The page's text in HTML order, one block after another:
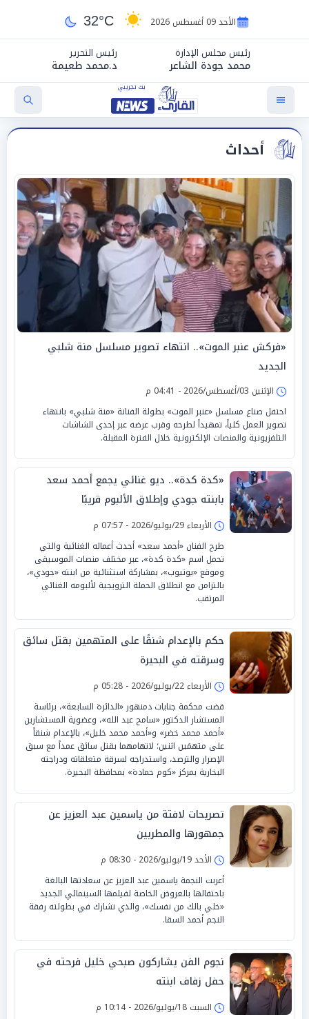
الأحد 09 أغسطس 2026 32°C
رئيس مجلس الإدارة
محمد جودة الشاعر
رئيس التحرير
د.محمد طعيمة
أحداث
«فركش عنبر الموت».. انتهاء تصوير مسلسل منة شلبي
الجديد
الإثنين 03/أغسطس/2026 - 04:41 م
احتفل صناع مسلسل «عنبر الموت» بطولة الفنانة «منة شلبي» بانتهاء
تصوير العمل كلياً، تمهيداً لطرحه وقرب عرضه عبر إحدى الشاشات
التلفزيونية والمنصات الإلكترونية خلال الفترة المقبلة.
«كدة كدة».. ديو غنائي يجمع أحمد سعد
بابنته جودي وإطلاق الألبوم قريبًا
الأربعاء 29/يوليو/2026 - 07:57 م
طرح الفنان «أحمد سعد» أحدث أعماله الغنائية والتي
تحمل اسم «كدة كدة»، عبر مختلف منصات الموسيقى
وموقع «يوتيوب»، بمشاركة استثنائية من ابنته «جودي»،
بالتزامن مع انطلاق الحملة الترويجية لألبومه الغنائي
المرتقب.
حكم بالإعدام شنقًا على المتهمين بقتل سائق
وسرقته في البحيرة
الأربعاء 22/يوليو/2026 - 05:28 م
قضت محكمة جنايات دمنهور «الدائرة السابعة»، برئاسة
المستشار الدكتور «سامح عبد الله»، وعضوية المستشارين
«أحمد محمد خضر» و«أحمد محمد خليل»، بالإعدام شنقاً
على متهمَين اثنين؛ لاتهامهما بقتل سائق عمداً مع سبق
الإصرار والترصد، واستدراجه لسرقة متعلقاته ودراجته
البخارية بمركز «كوم حمادة» بمحافظة البحيرة.
تصريحات لافتة من ياسمين عبد العزيز عن
جمهورها والمطربين
الأحد 19/يوليو/2026 - 08:30 م
أعربت النجمة ياسمين عبد العزيز عن سعادتها البالغة
باحتفالها بالعروض الخاصة لفيلمها السينمائي الجديد
«خلي بالك من نفسك»، والذي تشارك في بطولته رفقة
النجم أحمد السقا.
نجوم الفن يشاركون صبحي خليل فرحته في
حفل زفاف ابنته
السبت 18/يوليو/2026 - 10:14 م